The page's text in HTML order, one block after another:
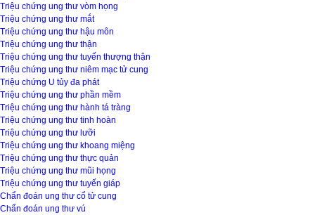
Triệu chứng ung thư vòm họng
Triệu chứng ung thư mắt
Triệu chứng ung thư hậu môn
Triệu chứng ung thư thận
Triệu chứng ung thư tuyến thượng thận
Triệu chứng ung thư niêm mạc tử cung
Triệu chứng U tủy đa phát
Triệu chứng ung thư phần mềm
Triệu chứng ung thư hành tá tràng
Triệu chứng ung thư tinh hoàn
Triệu chứng ung thư lưỡi
Triệu chứng ung thư khoang miệng
Triệu chứng ung thư thực quản
Triệu chứng ung thư mũi họng
Triệu chứng ung thư tuyến giáp
Chẩn đoán ung thư cổ tử cung
Chẩn đoán ung thư vú